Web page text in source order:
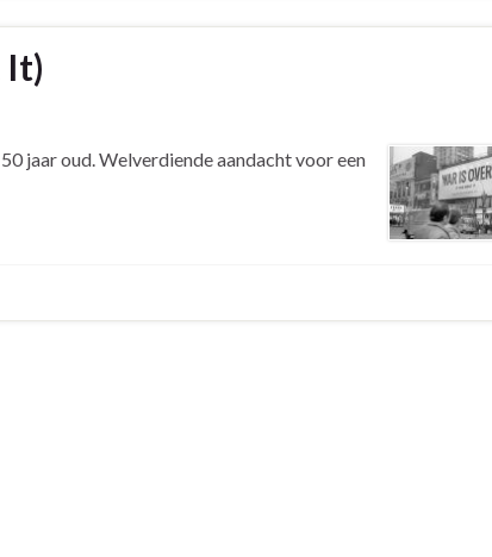
It)
jaar oud. Welverdiende aandacht voor een